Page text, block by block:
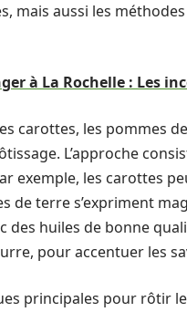
mais aussi les
à La Rochelle : Les
carottes, les pommes
L’approche
exemple, les carottes
de terre s’expriment
des huiles de bonne
pour accentuer les
principales pour rôtir